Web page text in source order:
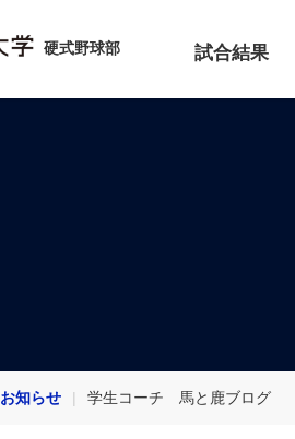
硬式野球部 試合結果
お知らせ 学生コーチ 馬と鹿ブログ